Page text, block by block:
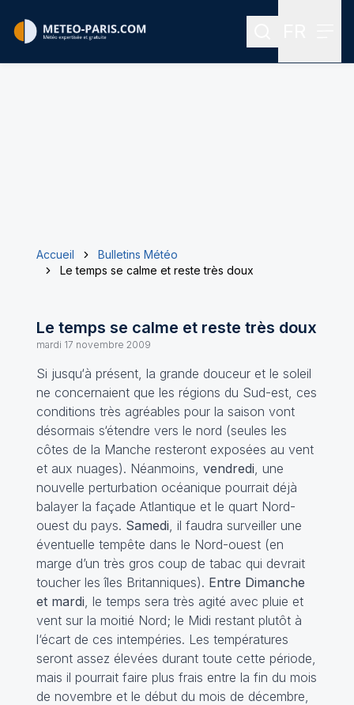
Rechercher
Accueil
Bulletins Météo
Le temps se calme et reste très doux
Le temps se calme et reste très doux
mardi 17 novembre 2009
Si jusqu‘à présent, la grande douceur et le soleil
ne concernaient que les régions du Sud-est, ces
conditions très agréables pour la saison vont
désormais s‘étendre vers le nord (seules les
côtes de la Manche resteront exposées au vent
et aux nuages). Néanmoins, vendredi, une
nouvelle perturbation océanique pourrait déjà
balayer la façade Atlantique et le quart Nord-
ouest du pays. Samedi, il faudra surveiller une
éventuelle tempête dans le Nord-ouest (en
marge d’un très gros coup de tabac qui devrait
toucher les îles Britanniques). Entre Dimanche
et mardi, le temps sera très agité avec pluie et
vent sur la moitié Nord; le Midi restant plutôt à
l‘écart de ces intempéries. Les températures
seront assez élevées durant toute cette période,
mais il pourrait faire plus frais entre la fin du mois
de novembre et le début du mois de décembre,